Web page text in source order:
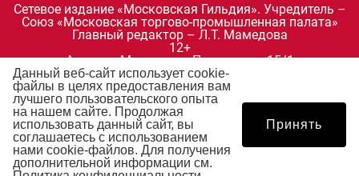
Сетевое издание «Московская Гильдия». Учредитель –
Союз «Московская торгово-промышленная палата»
Главный редактор – Л.Т. Мамедова
12+
Адрес: г. Москва, ул. Петровка, д.15/1
Телефон: +7 499 276-12-19
E-mail:mosgildia@mostpp.ru
Зарегистрировано Федеральной службой по надзору в
сфере связи, информационных технологий и массовых
коммуникаций 02 августа 2019 г.
Свидетельство о регистрации Эл № ФС77-76361.
Данный веб-сайт использует cookie-
файлы в целях предоставления вам
лучшего пользовательского опыта
на нашем сайте. Продолжая
использовать данный сайт, вы
соглашаетесь с использованием
нами cookie-файлов. Для получения
дополнительной информации см.
Принять